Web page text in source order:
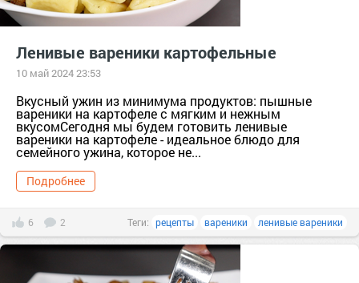
Ленивые вареники картофельные
10 май 2024 23:53
Вкусный ужин из минимума продуктов: пышные
вареники на картофеле с мягким и нежным
вкусомСегодня мы будем готовить ленивые
вареники на картофеле - идеальное блюдо для
семейного ужина, которое не...
Подробнее
6 2 Теги: рецепты вареники ленивые вареники